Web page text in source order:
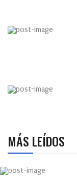
MÁS LEÍDOS